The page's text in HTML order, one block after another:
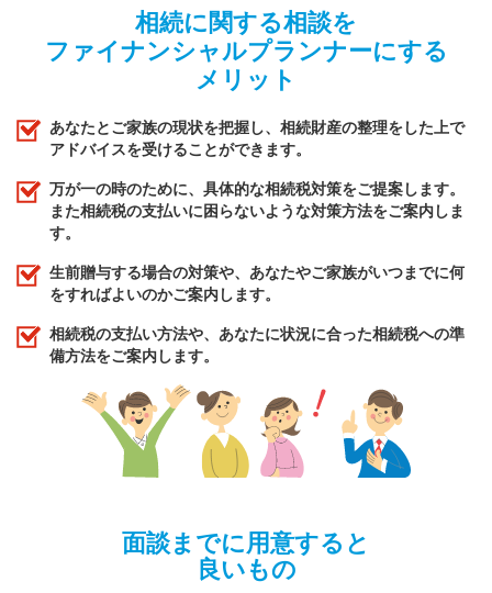
相続に関する相談を
ファイナンシャルプランナーにする
メリット
あなたとご家族の現状を把握し、相続財産の整理をした上で
アドバイスを受けることができます。
万が一の時のために、具体的な相続税対策をご提案します。
また相続税の支払いに困らないような対策方法をご案内しま
す。
生前贈与する場合の対策や、あなたやご家族がいつまでに何
をすればよいのかご案内します。
相続税の支払い方法や、あなたに状況に合った相続税への準
備方法をご案内します。
面談までに用意すると
良いもの